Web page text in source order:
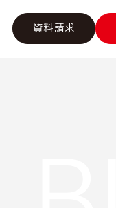
資料請求